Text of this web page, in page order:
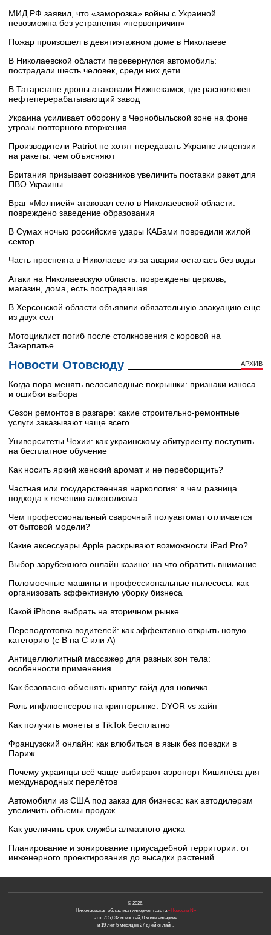
МИД РФ заявил, что «заморозка» войны с Украиной
невозможна без устранения «первопричин»
Пожар произошел в девятиэтажном доме в Николаеве
В Николаевской области перевернулся автомобиль:
пострадали шесть человек, среди них дети
В Татарстане дроны атаковали Нижнекамск, где расположен
нефтеперерабатывающий завод
Украина усиливает оборону в Чернобыльской зоне на фоне
угрозы повторного вторжения
Производители Patriot не хотят передавать Украине лицензии
на ракеты: чем объясняют
Британия призывает союзников увеличить поставки ракет для
ПВО Украины
Враг «Молнией» атаковал село в Николаевской области:
повреждено заведение образования
В Сумах ночью российские удары КАБами повредили жилой
сектор
Часть проспекта в Николаеве из-за аварии осталась без воды
Атаки на Николаевскую область: повреждены церковь,
магазин, дома, есть пострадавшая
В Херсонской области объявили обязательную эвакуацию еще
из двух сел
Мотоциклист погиб после столкновения с коровой на
Закарпатье
Новости Отовсюду АРХИВ
Когда пора менять велосипедные покрышки: признаки износа
и ошибки выбора
Сезон ремонтов в разгаре: какие строительно-ремонтные
услуги заказывают чаще всего
Университеты Чехии: как украинскому абитуриенту поступить
на бесплатное обучение
Как носить яркий женский аромат и не переборщить?
Частная или государственная наркология: в чем разница
подхода к лечению алкоголизма
Чем профессиональный сварочный полуавтомат отличается
от бытовой модели?
Какие аксессуары Apple раскрывают возможности iPad Pro?
Выбор зарубежного онлайн казино: на что обратить внимание
Поломоечные машины и профессиональные пылесосы: как
организовать эффективную уборку бизнеса
Какой iPhone выбрать на вторичном рынке
Переподготовка водителей: как эффективно открыть новую
категорию (с B на C или А)
Антицеллюлитный массажер для разных зон тела:
особенности применения
Как безопасно обменять крипту: гайд для новичка
Роль инфлюенсеров на крипторынке: DYOR vs хайп
Как получить монеты в TikTok бесплатно
Французский онлайн: как влюбиться в язык без поездки в
Париж
Почему украинцы всё чаще выбирают аэропорт Кишинёва для
международных перелётов
Автомобили из США под заказ для бизнеса: как автодилерам
увеличить объемы продаж
Как увеличить срок службы алмазного диска
Планирование и зонирование приусадебной территории: от
инженерного проектирования до высадки растений
© 2026.
Николаевская областная интернет-газета«Новости N»
это: 705,632 новостей, 0 комментариев
и 19 лет 5 месяцев 27 дней онлайн.